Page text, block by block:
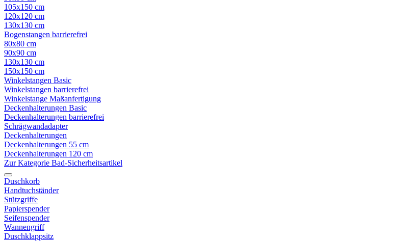
105x150 cm
120x120 cm
130x130 cm
Bogenstangen barrierefrei
80x80 cm
90x90 cm
130x130 cm
150x150 cm
Winkelstangen Basic
Winkelstangen barrierefrei
Winkelstange Maßanfertigung
Deckenhalterungen Basic
Deckenhalterungen barrierefrei
Schrägwandadapter
Deckenhalterungen
Deckenhalterungen 55 cm
Deckenhalterungen 120 cm
Zur Kategorie Bad-Sicherheitsartikel
Duschkorb
Handtuchständer
Stützgriffe
Papierspender
Seifenspender
Wannengriff
Duschklappsitz